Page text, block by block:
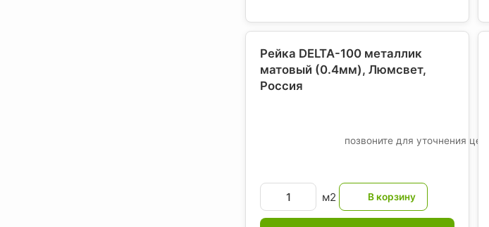
Рейка DELTA-100 металлик
матовый (0.4мм), Люмсвет,
Россия
позвоните для уточнения цены
м2